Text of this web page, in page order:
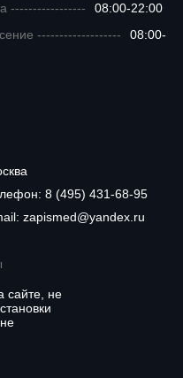
-----------------
08:00-22:00
-------------------
08:00-
8 (495) 431-68-95
zapismed@yandex.ru
сайте, не